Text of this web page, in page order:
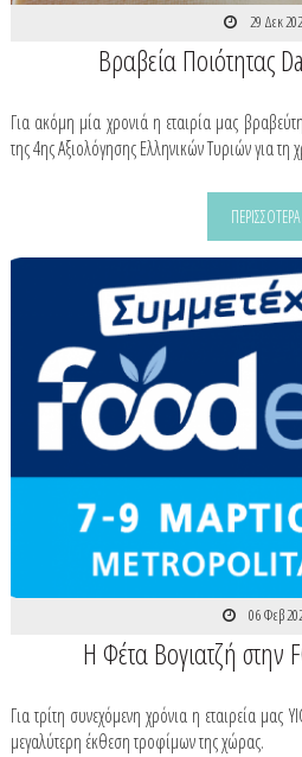
29 Δεκ
Βραβεία Ποιότητας
Για ακόμη μία χρονιά η εταιρία μας
της 4ης Αξιολόγησης Ελληνικών Τυριών για τη
ΠΕΡΙΣΣΟΤΕΡΑ
06 Φεβ
Η Φέτα Βογιατζή στην
Για τρίτη συνεχόμενη χρόνια η εταιρεία μας
μεγαλύτερη έκθεση τροφίμων της χώρας.